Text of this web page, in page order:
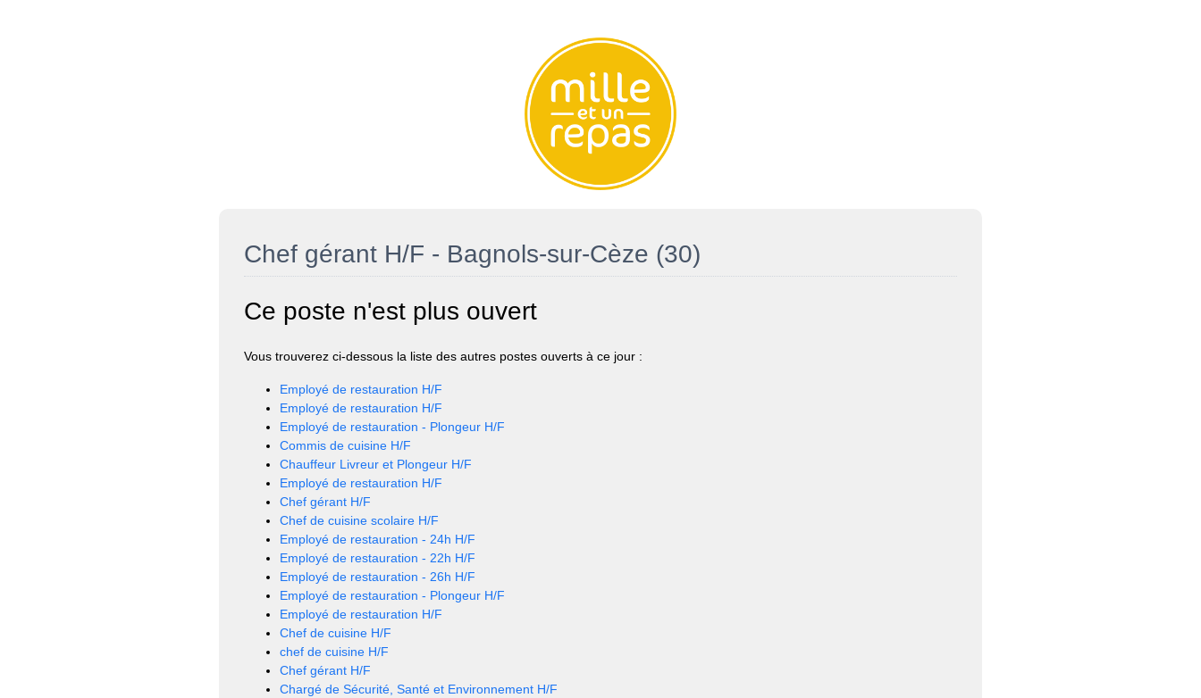
Chef gérant H/F - Bagnols-sur-Cèze (30)
Ce poste n'est plus ouvert
Vous trouverez ci-dessous la liste des autres postes ouverts à ce jour :
Employé de restauration H/F
Employé de restauration H/F
Employé de restauration - Plongeur H/F
Commis de cuisine H/F
Chauffeur Livreur et Plongeur H/F
Employé de restauration H/F
Chef gérant H/F
Chef de cuisine scolaire H/F
Employé de restauration - 24h H/F
Employé de restauration - 22h H/F
Employé de restauration - 26h H/F
Employé de restauration - Plongeur H/F
Employé de restauration H/F
Chef de cuisine H/F
chef de cuisine H/F
Chef gérant H/F
Chargé de Sécurité, Santé et Environnement H/F